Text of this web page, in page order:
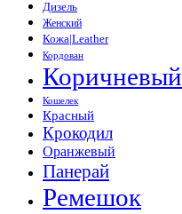
Дизель
Женский
Кожа|Leather
Кордован
Коричневый
Кошелек
Красный
Крокодил
Оранжевый
Панерай
Ремешок